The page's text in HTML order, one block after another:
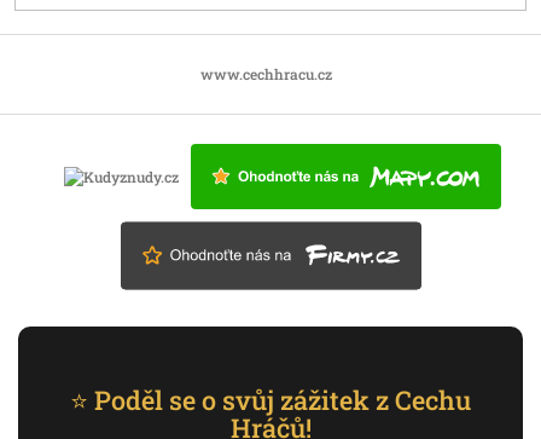
www.cechhracu.cz
⭐ Poděl se o svůj zážitek z Cechu
Hráčů!